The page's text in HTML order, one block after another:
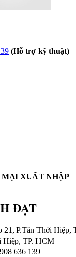
(Hỗ trợ kỹ thuật)
MẠI XUẤT NHẬP
ĐẠT
21, P.Tân Thới Hiệp,
Hiệp, TP. HCM
636 139